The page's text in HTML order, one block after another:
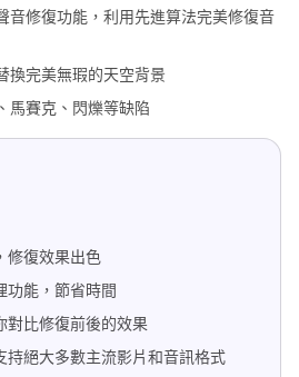
音修復功能，利用先進算法完美修復音
換完美無瑕的天空背景
馬賽克、閃爍等缺陷
修復效果出色
功能，節省時間
對比修復前後的效果
持絕大多數主流影片和音訊格式